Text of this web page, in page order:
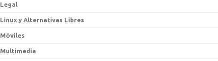
Legal
Linux y Alternativas Libres
Móviles
Multimedia